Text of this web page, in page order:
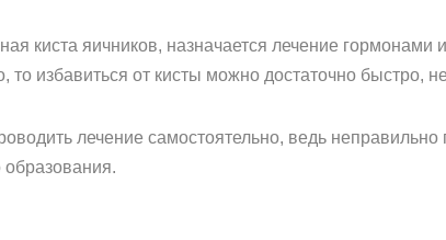
киста яичников, назначается лечение
избавиться от кисты можно достаточно быстро,
лечение самостоятельно, ведь
образования.